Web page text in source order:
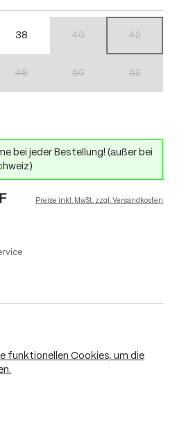
38 40 42
48 50 52
bei jeder Bestellung! (außer bei
Preise inkl. MwSt. zzgl. Versandkosten
funktionellen Cookies, um die